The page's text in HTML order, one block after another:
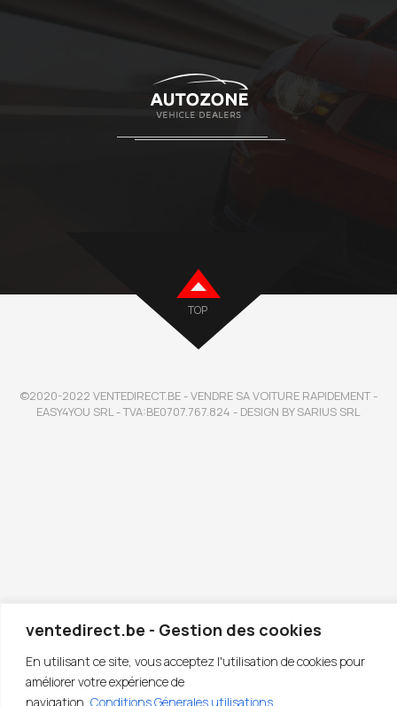
ventedirect.be - Gestion des cookies
En utilisant ce site, vous acceptez l'utilisation de cookies pour
améliorer votre expérience de
navigation. Conditions Génerales utilisations
TOP
©2020-2022 VENTEDIRECT.BE - VENDRE SA VOITURE RAPIDEMENT -
EASY4YOU SRL - TVA:BE0707.767.824 - DESIGN BY SARIUS SRL